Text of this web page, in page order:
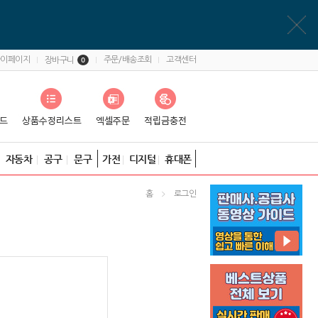
페이지 장바구니 0 주문/배송조회 고객센터
자동차 공구 문구 가전 디지털 휴대폰
홈 로그인